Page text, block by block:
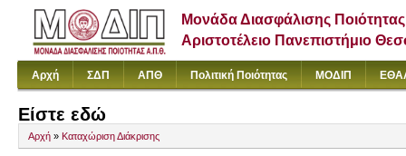
Μονάδα Διασφάλισης Ποιότητας
Αριστοτέλειο Πανεπιστήμιο
Αρχή ΣΔΠ ΑΠΘ Πολιτική Ποιότητας ΜΟΔΙΠ
Είστε εδώ
Αρχή » Καταχώριση Διάκρισης